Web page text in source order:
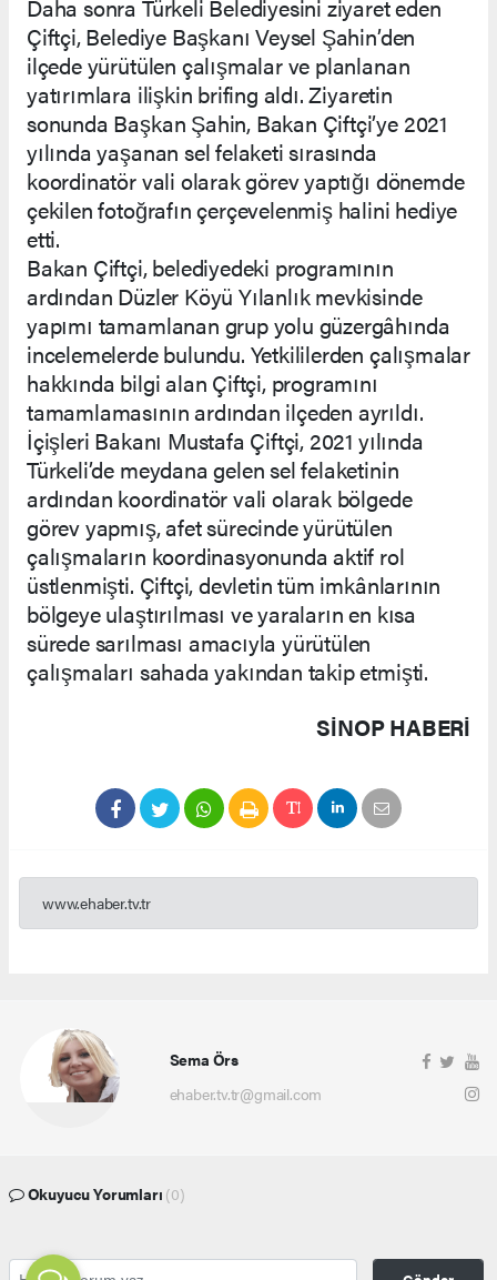
Daha sonra Türkeli Belediyesini ziyaret eden
Çiftçi, Belediye Başkanı Veysel Şahin’den
ilçede yürütülen çalışmalar ve planlanan
yatırımlara ilişkin brifing aldı. Ziyaretin
sonunda Başkan Şahin, Bakan Çiftçi’ye 2021
yılında yaşanan sel felaketi sırasında
koordinatör vali olarak görev yaptığı dönemde
çekilen fotoğrafın çerçevelenmiş halini hediye
etti.
Bakan Çiftçi, belediyedeki programının
ardından Düzler Köyü Yılanlık mevkisinde
yapımı tamamlanan grup yolu güzergâhında
incelemelerde bulundu. Yetkililerden çalışmalar
hakkında bilgi alan Çiftçi, programını
tamamlamasının ardından ilçeden ayrıldı.
İçişleri Bakanı Mustafa Çiftçi, 2021 yılında
Türkeli’de meydana gelen sel felaketinin
ardından koordinatör vali olarak bölgede
görev yapmış, afet sürecinde yürütülen
çalışmaların koordinasyonunda aktif rol
üstlenmişti. Çiftçi, devletin tüm imkânlarının
bölgeye ulaştırılması ve yaraların en kısa
sürede sarılması amacıyla yürütülen
çalışmaları sahada yakından takip etmişti.
SINOP HABERİ
www.ehaber.tv.tr
Sema Örs
ehaber.tv.tr@gmail.com
Okuyucu Yorumları (0)